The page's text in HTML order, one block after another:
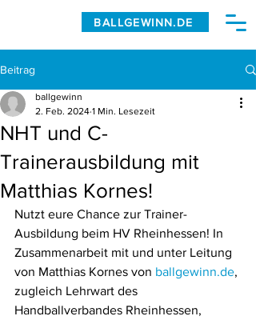
BALLGEWINN.DE
Beitrag
NHT und C-
Trainerausbildung mit
Matthias Kornes!
ballgewinn
2. Feb. 2024 1 Min. Lesezeit
Nutzt eure Chance zur Trainer-
Ausbildung beim HV Rheinhessen! In
Zusammenarbeit mit und unter Leitung
von Matthias Kornes von ballgewinn.de,
zugleich Lehrwart des
Handballverbandes Rheinhessen,